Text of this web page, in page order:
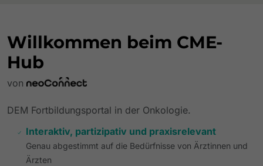
Willkommen beim CME-
Hub
von
DEM Fortbildungsportal in der Onkologie.
Interaktiv, partizipativ und praxisrelevant
Genau abgestimmt auf die Bedürfnisse von Ärztinnen und
Ärzten